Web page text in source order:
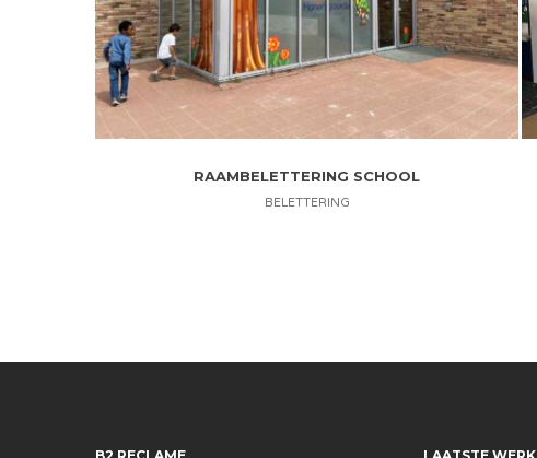
RAAMBELETTERING SCHOOL
BELETTERING